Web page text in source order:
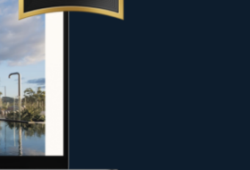
y propietarios en